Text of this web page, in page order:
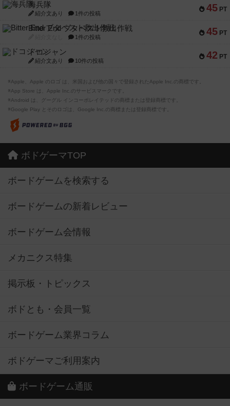
45 PT
海兵隊
紹介文あり 1件の投稿
45 PT
Bitter End ブタペスト救出作戦
1件の投稿
42 PT
ドコジャン
紹介文あり 10件の投稿
※Apple、Apple のロゴ は、米国および他の国々で登録されたApple Inc.の商標です。
※App Store は、Apple Inc.のサービスマークです。
※Android は、グーグル インコーポレイテッドの商標または登録商標です。
※Google Play とそのロゴは、Google Inc.の商標または登録商標です。
ボドゲーマTOP
ボードゲームを検索する
ボードゲームの新着レビュー
ボードゲーム会情報
メカニクス特集
掲示板・トピックス
ボドとも・会員一覧
ボードゲーム業界コラム
ボドゲーマご利用案内
ボードゲーム通販